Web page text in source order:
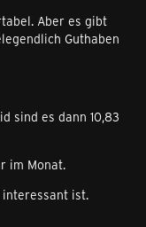
Aber es gibt
Guthaben
sind es dann 10,83
im Monat.
ist.